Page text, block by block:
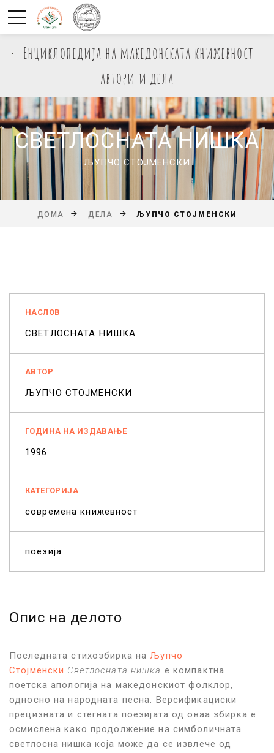
Енциклопедија на македонската книжевност -
автори и дела
СВЕТЛОСНАТА НИШКА
ЉУПЧО СТОЈМЕНСКИ
ДОМА ДЕЛА ЉУПЧО СТОЈМЕНСКИ
НАСЛОВ
СВЕТЛОСНАТА НИШКА
АВТОР
ЉУПЧО СТОЈМЕНСКИ
ГОДИНА НА ИЗДАВАЊЕ
1996
КАТЕГОРИЈА
современа книжевност
поезија
Опис на делото
Последната стихозбирка на Љупчо
Стојменски Светлосната нишка е компактна
поетска апологија на македонскиот фолклор,
односно на народната песна. Версификациски
прецизната и стегната поезијата од оваа збирка е
осмислена како продолжение на симболичната
светлосна нишка која може да се извлече од